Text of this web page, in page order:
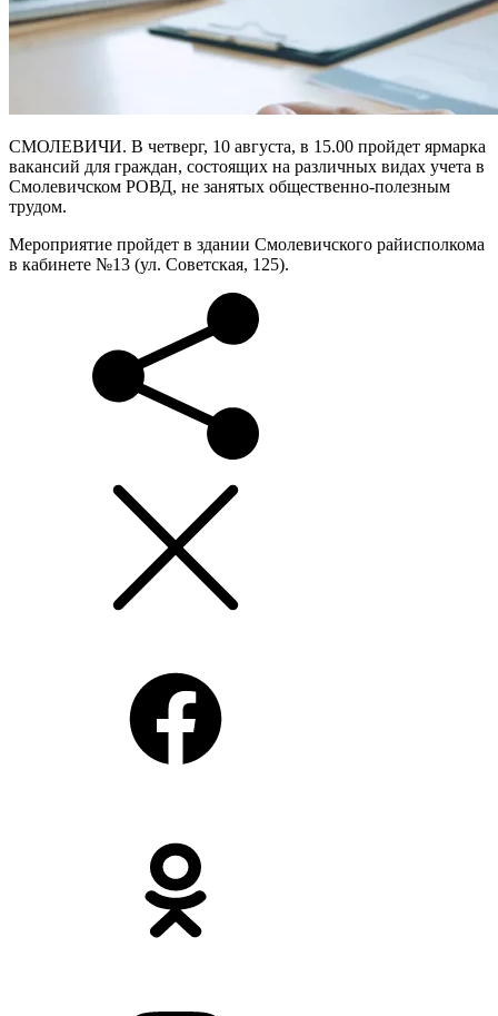
СМОЛЕВИЧИ. В четверг, 10 августа, в 15.00 пройдет ярмарка
вакансий для граждан, состоящих на различных видах учета в
Смолевичском РОВД, не занятых общественно-полезным
трудом.
Мероприятие пройдет в здании Смолевичского райисполкома
в кабинете №13 (ул. Советская, 125).